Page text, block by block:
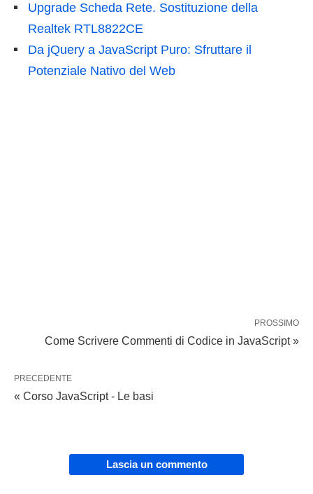
Upgrade Scheda Rete. Sostituzione della
Realtek RTL8822CE
Da jQuery a JavaScript Puro: Sfruttare il
Potenziale Nativo del Web
PROSSIMO
Come Scrivere Commenti di Codice in JavaScript »
PRECEDENTE
« Corso JavaScript - Le basi
Lascia un commento